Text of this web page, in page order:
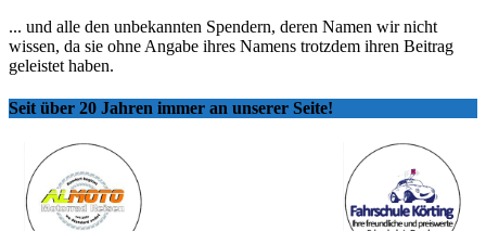
... und alle den unbekannten Spendern, deren Namen wir nicht
wissen, da sie ohne Angabe ihres Namens trotzdem ihren Beitrag
geleistet haben.
Seit über 20 Jahren immer an unserer Seite!